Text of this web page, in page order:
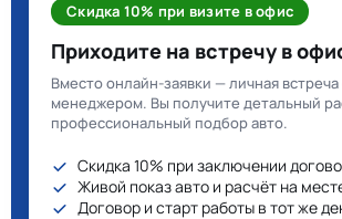
Скидка 10% при визите в офис
Приходите на встречу в
Вместо онлайн-заявки — личная встреча
менеджером. Вы получите детальный
профессиональный подбор авто.
Скидка 10% при заключении
Живой показ авто и расчёт на
Договор и старт работы в тот же